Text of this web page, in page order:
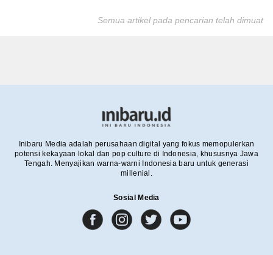
Semua artikel pada pencarian telah dimuat
Inibaru Media adalah perusahaan digital yang fokus memopulerkan
potensi kekayaan lokal dan pop culture di Indonesia, khususnya Jawa
Tengah. Menyajikan warna-warni Indonesia baru untuk generasi
millenial.
Sosial Media